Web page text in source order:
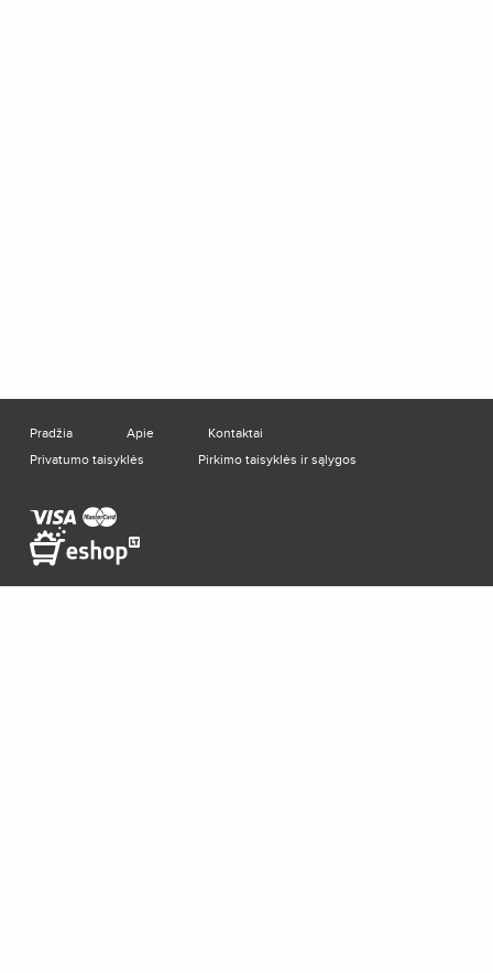
Pradžia Apie
Kontaktai
Privatumo taisyklės
Pirkimo taisyklės ir sąlygos